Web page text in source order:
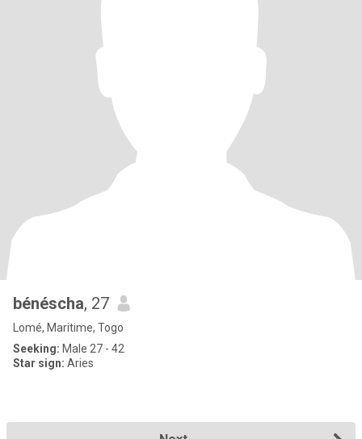
bénéscha, 27
Lomé, Maritime, Togo
Seeking: Male 27 - 42
Star sign: Aries